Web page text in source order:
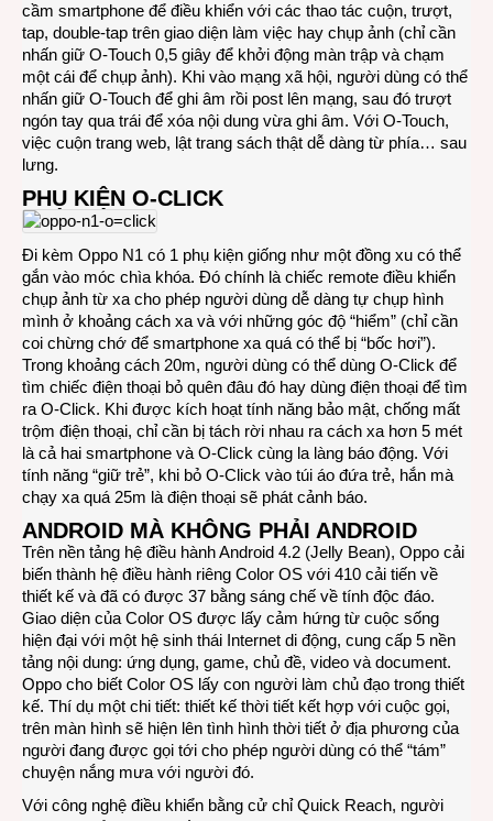
cầm smartphone để điều khiển với các thao tác cuộn, trượt,
tap, double-tap trên giao diện làm việc hay chụp ảnh (chỉ cần
nhấn giữ O-Touch 0,5 giây để khởi động màn trập và chạm
một cái để chụp ảnh). Khi vào mạng xã hội, người dùng có thể
nhấn giữ O-Touch để ghi âm rồi post lên mạng, sau đó trượt
ngón tay qua trái để xóa nội dung vừa ghi âm. Với O-Touch,
việc cuộn trang web, lật trang sách thật dễ dàng từ phía… sau
lưng.
PHỤ KIỆN O-CLICK
Đi kèm Oppo N1 có 1 phụ kiện giống như một đồng xu có thể
gắn vào móc chìa khóa. Đó chính là chiếc remote điều khiển
chụp ảnh từ xa cho phép người dùng dễ dàng tự chụp hình
mình ở khoảng cách xa và với những góc độ “hiểm” (chỉ cần
coi chừng chớ để smartphone xa quá có thể bị “bốc hơi”).
Trong khoảng cách 20m, người dùng có thể dùng O-Click để
tìm chiếc điện thoại bỏ quên đâu đó hay dùng điện thoại để tìm
ra O-Click. Khi được kích hoạt tính năng bảo mật, chống mất
trộm điện thoại, chỉ cần bị tách rời nhau ra cách xa hơn 5 mét
là cả hai smartphone và O-Click cùng la làng báo động. Với
tính năng “giữ trẻ”, khi bỏ O-Click vào túi áo đứa trẻ, hắn mà
chạy xa quá 25m là điện thoại sẽ phát cảnh báo.
ANDROID MÀ KHÔNG PHẢI ANDROID
Trên nền tảng hệ điều hành Android 4.2 (Jelly Bean), Oppo cải
biến thành hệ điều hành riêng Color OS với 410 cải tiến về
thiết kế và đã có được 37 bằng sáng chế về tính độc đáo.
Giao diện của Color OS được lấy cảm hứng từ cuộc sống
hiện đại với một hệ sinh thái Internet di động, cung cấp 5 nền
tảng nội dung: ứng dụng, game, chủ đề, video và document.
Oppo cho biết Color OS lấy con người làm chủ đạo trong thiết
kế. Thí dụ một chi tiết: thiết kế thời tiết kết hợp với cuộc gọi,
trên màn hình sẽ hiện lên tình hình thời tiết ở địa phương của
người đang được gọi tới cho phép người dùng có thể “tám”
chuyện nắng mưa với người đó.
Với công nghệ điều khiển bằng cử chỉ Quick Reach, người